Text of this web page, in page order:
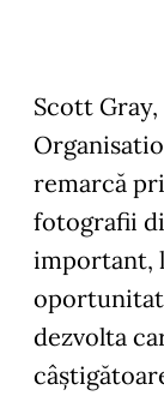
Scott
remarcă
fotografii
important,
dezvolta